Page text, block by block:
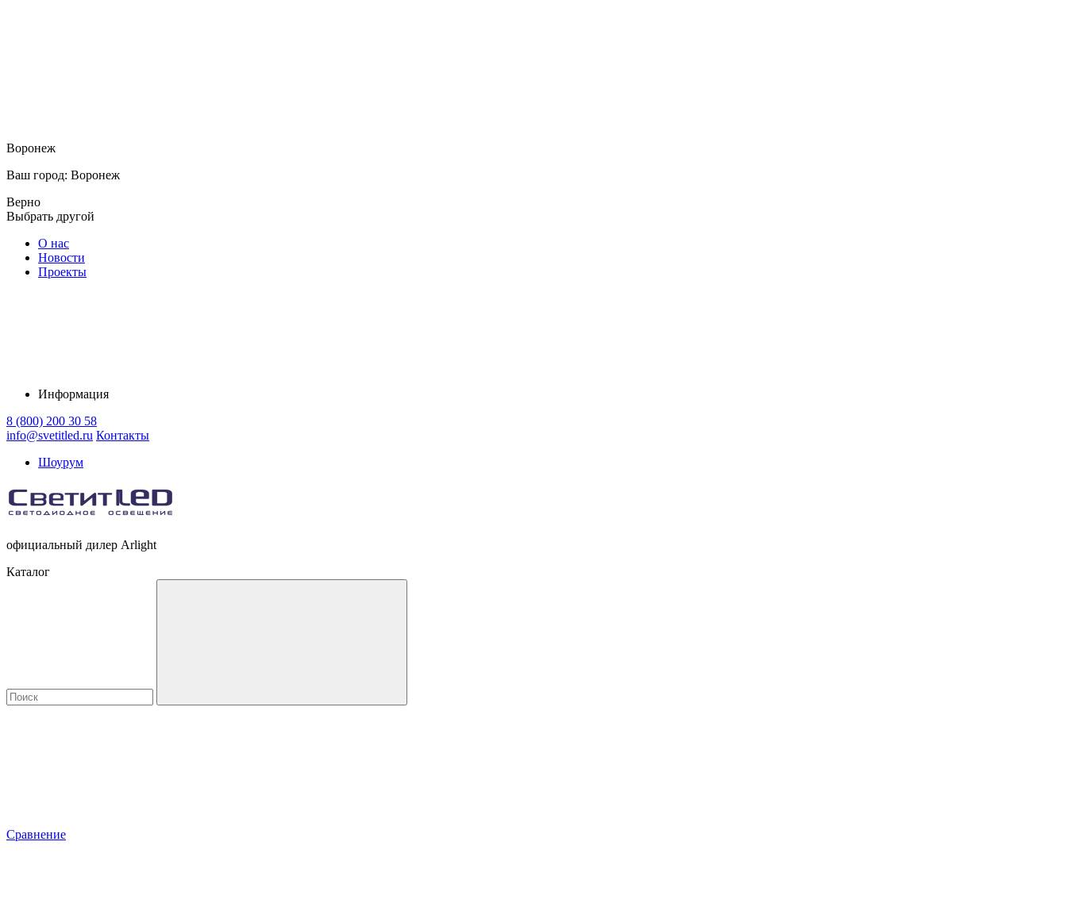
Воронеж
Ваш город: Воронеж
Верно
Выбрать другой
О нас
Новости
Проекты
Информация
8 (800) 200 30 58
info@svetitled.ru Контакты
Шоурум
официальный дилер Arlight
Каталог
Сравнение